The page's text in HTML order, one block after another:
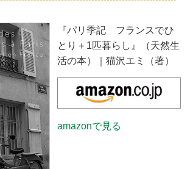
『パリ季記 フランスでひ
とり＋1匹暮らし』（天然生
活の本）｜猫沢エミ（著）
amazonで見る